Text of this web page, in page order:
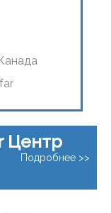
Центр
Подробнее >>